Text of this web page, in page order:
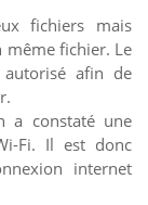
fichiers mais
même fichier. Le
afin de
a constaté une
Fi. Il est donc
internet